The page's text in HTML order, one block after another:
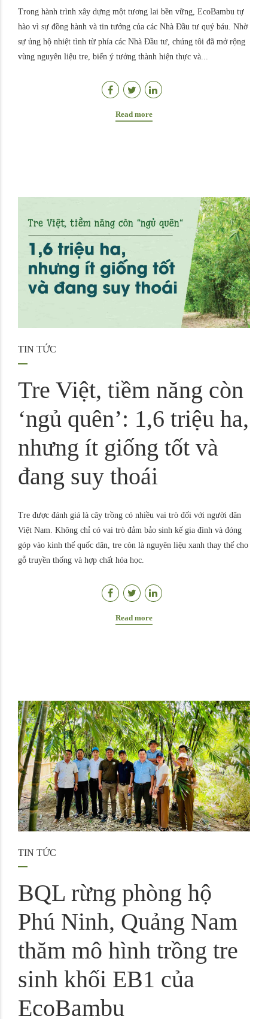
Trong hành trình xây dựng một tương lai bền vững, EcoBambu tự
hào vì sự đồng hành và tin tưởng của các Nhà Đầu tư quý báu. Nhờ
sự ủng hộ nhiệt tình từ phía các Nhà Đầu tư, chúng tôi đã mở rộng
vùng nguyên liệu tre, biến ý tưởng thành hiện thực và...
Read more
TIN TỨC
Tre Việt, tiềm năng còn
‘ngủ quên’: 1,6 triệu ha,
nhưng ít giống tốt và
đang suy thoái
Tre được đánh giá là cây trồng có nhiều vai trò đối với người dân
Việt Nam. Không chỉ có vai trò đảm bảo sinh kế gia đình và đóng
góp vào kinh thế quốc dân, tre còn là nguyên liệu xanh thay thế cho
gỗ truyền thống và hợp chất hóa học.
Read more
TIN TỨC
BQL rừng phòng hộ
Phú Ninh, Quảng Nam
thăm mô hình trồng tre
sinh khối EB1 của
EcoBambu